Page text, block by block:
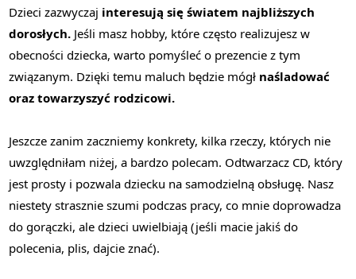
Dzieci zazwyczaj interesują się światem najbliższych
dorosłych. Jeśli masz hobby, które często realizujesz w
obecności dziecka, warto pomyśleć o prezencie z tym
związanym. Dzięki temu maluch będzie mógł naśladować
oraz towarzyszyć rodzicowi.
Jeszcze zanim zaczniemy konkrety, kilka rzeczy, których nie
uwzględniłam niżej, a bardzo polecam. Odtwarzacz CD, który
jest prosty i pozwala dziecku na samodzielną obsługę. Nasz
niestety strasznie szumi podczas pracy, co mnie doprowadza
do gorączki, ale dzieci uwielbiają (jeśli macie jakiś do
polecenia, plis, dajcie znać).